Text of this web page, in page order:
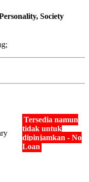
Society
Tersedia namun
tidak untuk
dipinjamkan - No
Loan